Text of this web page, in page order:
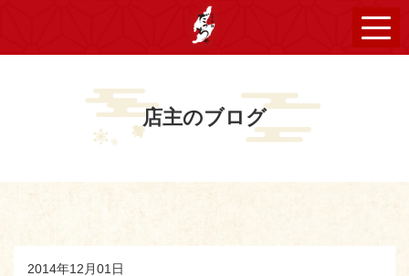
店主のブログ
2014年12月01日